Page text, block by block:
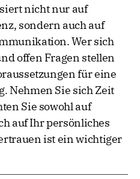
nicht nur auf
sondern auch auf
Wer sich
offen Fragen stellen
für eine
Nehmen Sie sich Zeit
Sie sowohl auf
auf Ihr persönliches
ist ein wichtiger